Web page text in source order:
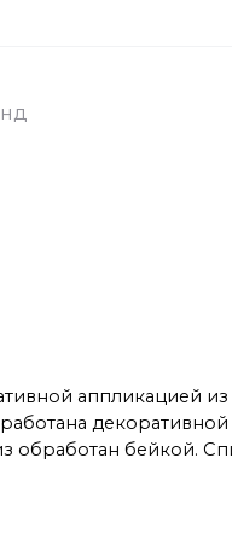
аппликацией
обработан бейкой.